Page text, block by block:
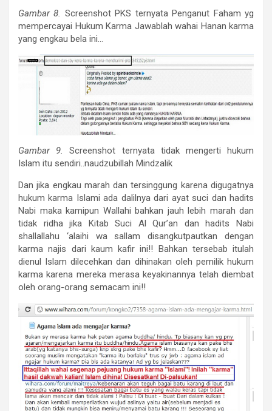
Gambar 8.
Screenshot PKS ternyata Penganut Faham yg
mempercayai Hukum Karma Jawablah wahai Hanan karma
yang engkau bela ini…
Gambar 9.
Screenshot ternyata tidak mengerti hukum
Islam itu sendiri..naudzubillah Mindzalik
Dan jika engkau marah dan tersinggung karena digugatnya
hukum karma Islami ada dalilnya dari ayat suci dan hadits
Nabi maka kamipun Wallahi bahkan jauh lebih marah dan
tidak ridha jika Kitab Suci Al Qur’an dan hadits Nabi
shallallahu ‘alaihi wa sallam disangkutpautkan dengan
karma najis dari kaum kafir ini!! Bahkan tersebab itulah
dienul Islam dilecehkan dan dihinakan oleh pemilik hukum
karma karena mereka merasa keyakinannya telah diembat
oleh orang-orang semacam ini!!